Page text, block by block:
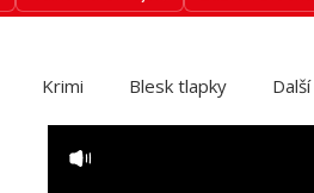
Krimi Blesk tlapky Další